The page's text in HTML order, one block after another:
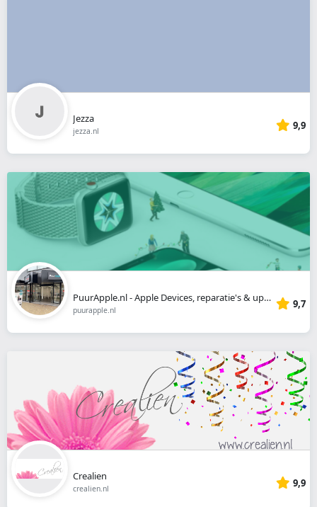
Jezza
jezza.nl 9,9
PuurApple.nl - Apple Devices, reparatie's & upgrades
puurapple.nl 9,7
Crealien
crealien.nl 9,9